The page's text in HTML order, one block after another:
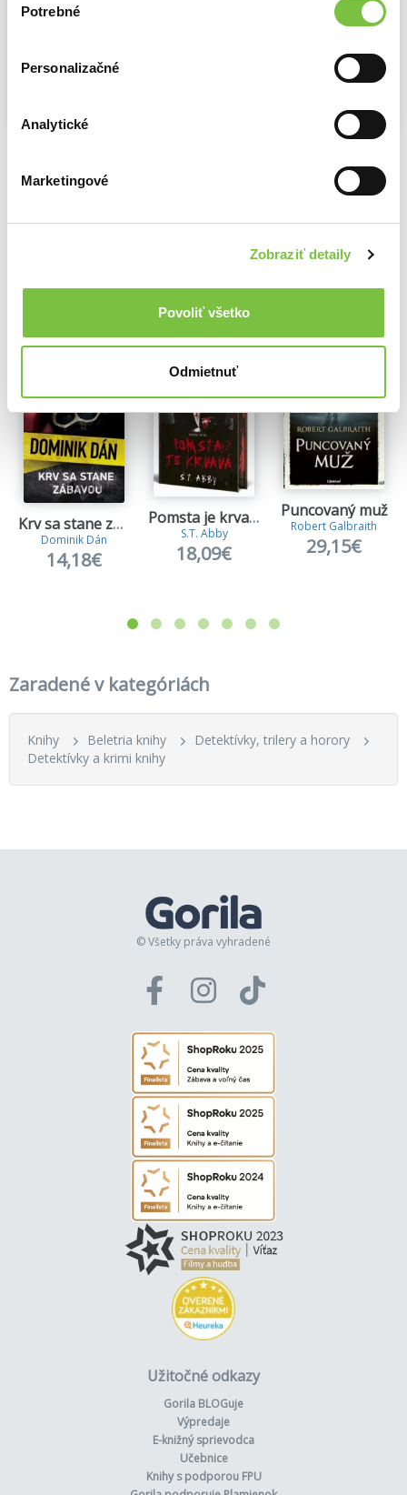
cookies.
súhlasu
Potrebné
Personalizačné
Analytické
Marketingové
Zobraziť detaily
Povoliť všetko
Odmietnuť
Na sklade
17,60€
Adam Barna
Ďalšie z kategórie Detektívky a krimi knihy
Viac z tejto kategórie
Krv sa stane zábavou
Dominik Dán
14,18€
Pomsta je krvavá (Kniha prvá)
S.T. Abby
18,09€
Puncovaný muž
Robert Galbraith
29,15€
Zaradené v kategóriách
Knihy Beletria knihy
Detektívky, trilery a horory
Detektívky a krimi knihy
© Všetky práva vyhradené
Užitočné odkazy
Gorila BLOGuje
Výpredaje
E-knižný sprievodca
Učebnice
Knihy s podporou FPU